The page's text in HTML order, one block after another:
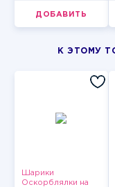
ДОБАВИТЬ
К ЭТОМУ
Шарики
Оскорблялки на